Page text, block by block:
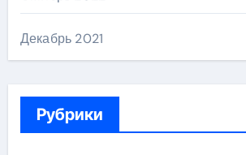
Декабрь 2021
Рубрики